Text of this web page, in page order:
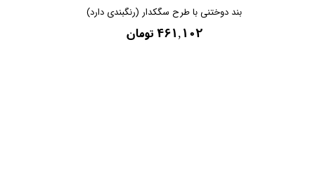
بند دوختنی با طرح سگکدار (رنگبندی دارد)
۴۶۱,۱۰۲ تومان